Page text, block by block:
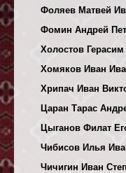
Фоляев Матвей
Фомин Андрей
Холостов Герасим
Хомяков Иван
Хрипач Иван
Царан Тарас
Цыганов Филат
Чибисов Илья
Чичигин Иван